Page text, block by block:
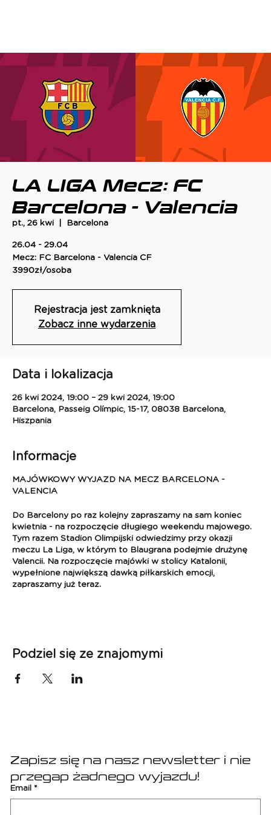
LA LIGA Mecz: FC
Barcelona - Valencia
pt., 26 kwi Barcelona
26.04 - 29.04
Mecz: FC Barcelona - Valencia CF
3990zł/osoba
Rejestracja jest zamknięta
Zobacz inne wydarzenia
Data i lokalizacja
26 kwi 2024, 19:00 – 29 kwi 2024, 19:00
Barcelona, Passeig Olímpic, 15-17, 08038 Barcelona,
Hiszpania
Informacje
MAJÓWKOWY WYJAZD NA MECZ BARCELONA -
VALENCIA
Do Barcelony po raz kolejny zapraszamy na sam koniec
kwietnia - na rozpoczęcie długiego weekendu majowego.
Tym razem Stadion Olimpijski odwiedzimy przy okazji
meczu La Liga, w którym to Blaugrana podejmie drużynę
Valencii. Na rozpoczęcie majówki w stolicy Katalonii,
wypełnione największą dawką piłkarskich emocji,
zapraszamy już teraz.
- przelot Kraków - Barcelona - Kraków,
już od lotniska w Krakowie,
- prywatne transfery lotniskowe
Cena: 3990 zł/osoba
Podziel się ze znajomymi
Zapisz się na nasz newsletter i nie
przegap żadnego wyjazdu!
Email *